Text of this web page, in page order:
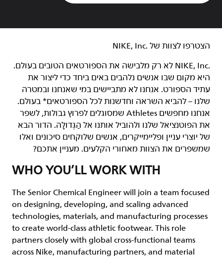
הצטרפו לצוות של NIKE, Inc.‎‏
NIKE, Inc.‎ לא רק מלבישה את הספורטאים הטובים בעולם.
היא מקום שבו אנשים נלהבים באים ביחד כדי ליצור את
עתיד הספורט. אנחנו לא מתביישים במי שאנחנו ובמטרה
שלנו – להביא השראה וחדשנות לכל הספורטאים* בעולם.
אנחנו מחפשים Athletes שמסוגלים לפרוץ גבולות, לשפר
את הפוטנציאל שלנו ולהוביל אותנו אל הַגְּדוּלָה. הדור הבא
של יוצרי עניין ופליימייקרים, אנשים שלוקחים סיכונים ואלו
שמשפרים את הצוות מאחורי הקלעים. מעניין אתכם?
WHO YOU’LL WORK WITH
The Senior Chemical Engineer will join a team focused
on designing, developing, and scaling advanced
technologies, materials, and manufacturing processes
to create world-class athletic footwear. This role
partners closely with global cross-functional teams
across Nike, manufacturing partners, and material